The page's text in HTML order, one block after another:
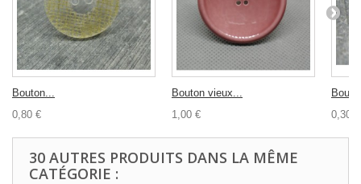
Bouton...
0,80 €
Bouton vieux...
1,00 €
0,30 €
30 AUTRES PRODUITS DANS LA MÊME
CATÉGORIE :